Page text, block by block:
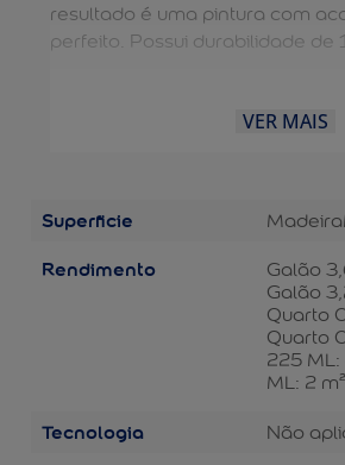
resultado é uma pintura com
perfeito. Possui durabilidade de
VER MAIS
Superficie Madeira
Rendimento
Galão
Galão
Quarto
Quarto
225 ML:
ML: 2 m²
Tecnologia Não